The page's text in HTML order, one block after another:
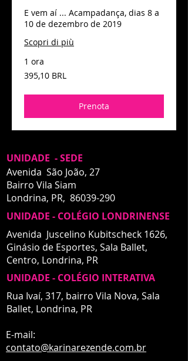
E vem aí ... Acampadança, dias 8 a
10 de dezembro de 2019
Scopri di più
1 ora
395,10
real
395,10 BRL
Prenota
Avenida São João, 27
Bairro Vila Siam
Londrina, PR, 86039-290
UNIDADE - SEDE
UNIDADE - INTERATIVA
UNIDADE - COLÉGIO LONDRINENSE
Avenida Juscelino Kubitscheck 1626,
Ginásio de Esportes, Sala Ballet,
Centro, Londrina, PR
UNIDADE - COLÉGIO INTERATIVA
Rua Ivaí, 317, bairro Vila Nova, Sala
Ballet, Londrina, PR
E-mail:
contato@karinarezende.com.br